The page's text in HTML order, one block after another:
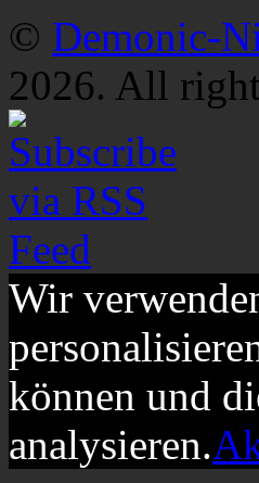
© Demonic-
2026. All
Wir
können und
analysieren.